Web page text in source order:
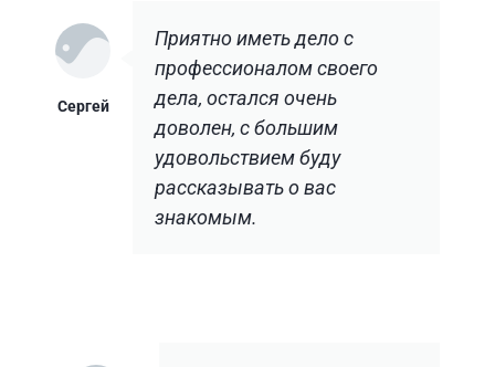
Приятно иметь дело с
профессионалом своего
дела, остался очень
доволен, с большим
удовольствием буду
рассказывать о вас
знакомым.
Сергей